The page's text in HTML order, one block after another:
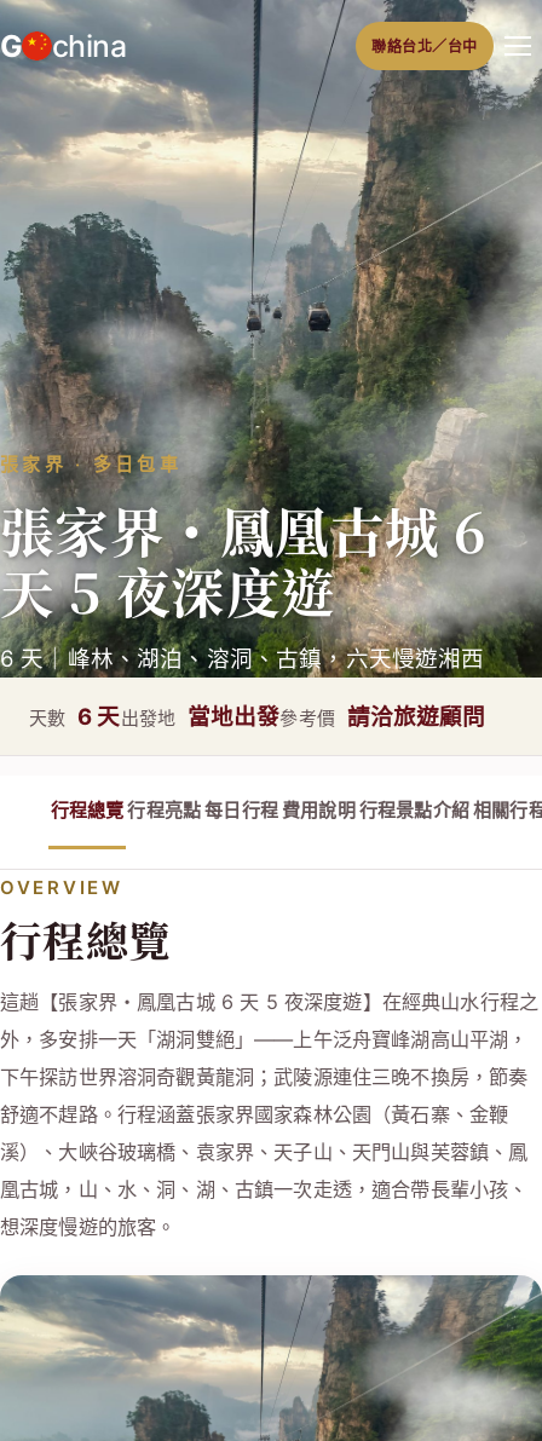
跳
至
內
容
G china 聯絡台北／台中
張家界 ‧ 多日包車
張家界・鳳凰古城 6
天 5 夜深度遊
6 天｜峰林、湖泊、溶洞、古鎮，六天慢遊湘西
天數 6 天出發地 當地出發參考價 請洽旅遊顧問
行程總覽行程亮點每日行程 費用說明 行程景點介紹相關行
OVERVIEW
行程總覽
這趟【張家界・鳳凰古城 6 天 5 夜深度遊】在經典山水行程之
外，多安排一天「湖洞雙絕」——上午泛舟寶峰湖高山平湖，
下午探訪世界溶洞奇觀黃龍洞；武陵源連住三晚不換房，節奏
舒適不趕路。行程涵蓋張家界國家森林公園（黃石寨、金鞭
溪）、大峽谷玻璃橋、袁家界、天子山、天門山與芙蓉鎮、鳳
凰古城，山、水、洞、湖、古鎮一次走透，適合帶長輩小孩、
想深度慢遊的旅客。